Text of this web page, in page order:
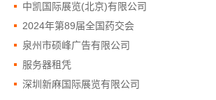
中凯国际展览(北京)有限公司
2024年第89届全国药交会
泉州市硕峰广告有限公司
服务器租凭
深圳新麻国际展览有限公司